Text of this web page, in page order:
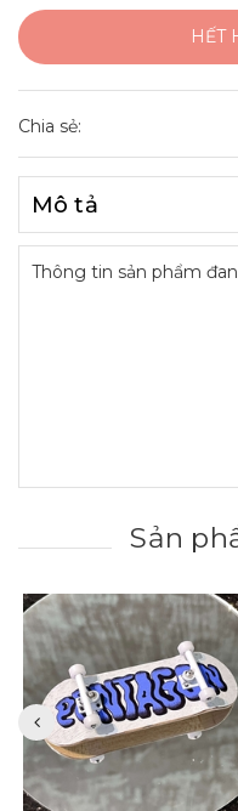
HẾT
Chia sẻ:
Mô tả
Thông tin sản phẩm
Sản